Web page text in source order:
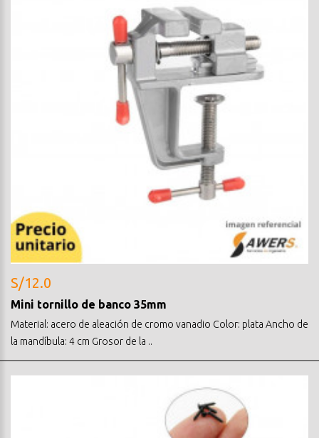
S/12.0
Mini tornillo de banco 35mm
Material: acero de aleación de cromo vanadio Color: plata Ancho de
la mandíbula: 4 cm Grosor de la ..